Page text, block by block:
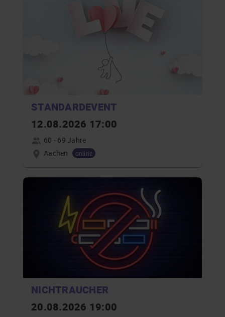
STANDARDEVENT
12.08.2026 17:00
60 - 69 Jahre
Aachen
online
NICHTRAUCHER
20.08.2026 19:00